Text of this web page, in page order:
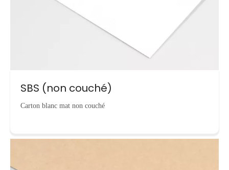
SBS (non couché)
Carton blanc mat non couché